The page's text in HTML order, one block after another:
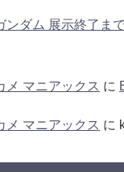
ンダム 展示終了ま
メ マニアックス に
メ マニアックス に